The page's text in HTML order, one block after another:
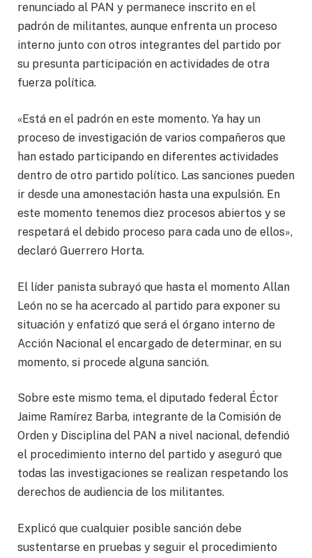
renunciado al PAN y permanece inscrito en el
padrón de militantes, aunque enfrenta un proceso
interno junto con otros integrantes del partido por
su presunta participación en actividades de otra
fuerza política.
«Está en el padrón en este momento. Ya hay un
proceso de investigación de varios compañeros que
han estado participando en diferentes actividades
dentro de otro partido político. Las sanciones pueden
ir desde una amonestación hasta una expulsión. En
este momento tenemos diez procesos abiertos y se
respetará el debido proceso para cada uno de ellos»,
declaró Guerrero Horta.
El líder panista subrayó que hasta el momento Allan
León no se ha acercado al partido para exponer su
situación y enfatizó que será el órgano interno de
Acción Nacional el encargado de determinar, en su
momento, si procede alguna sanción.
Sobre este mismo tema, el diputado federal Éctor
Jaime Ramírez Barba, integrante de la Comisión de
Orden y Disciplina del PAN a nivel nacional, defendió
el procedimiento interno del partido y aseguró que
todas las investigaciones se realizan respetando los
derechos de audiencia de los militantes.
Explicó que cualquier posible sanción debe
sustentarse en pruebas y seguir el procedimiento